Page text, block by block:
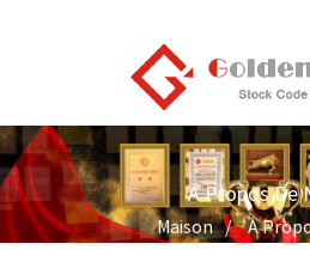
À Propos De
Maison À